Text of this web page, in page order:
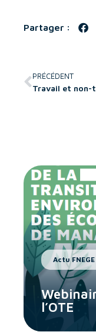
Partager :
PRÉCÉDENT
Actu FNEGE
l’OTE